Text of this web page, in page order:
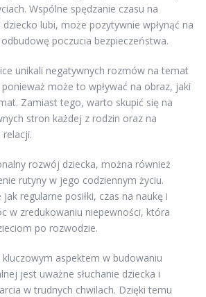
Wspólne spędzanie czasu na
lubi, może pozytywnie wpłynąć na
poczucia bezpieczeństwa.
unikali negatywnych rozmów na temat
może to wpływać na obraz, jaki
Zamiast tego, warto skupić się na
stron każdej z rodzin oraz na
rozwój dziecka, można również
rutyny w jego codziennym życiu.
regularne posiłki, czas na naukę i
w zredukowaniu niepewności, która
po rozwodzie.
aspektem w budowaniu
jest uważne słuchanie dziecka i
w trudnych chwilach. Dzięki temu